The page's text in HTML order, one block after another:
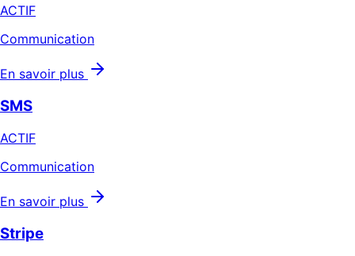
ACTIF
Communication
En savoir plus
SMS
ACTIF
Communication
En savoir plus
Stripe